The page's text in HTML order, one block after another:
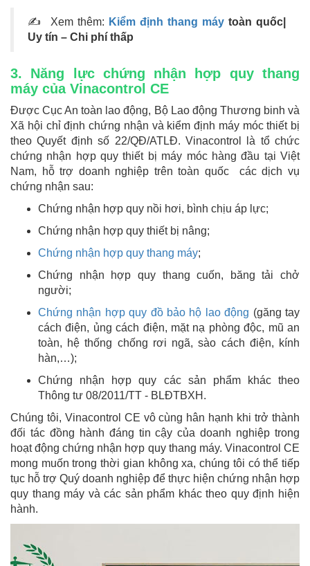
✍ Xem thêm: Kiểm định thang máy toàn quốc|
Uy tín – Chi phí thấp
3. Năng lực chứng nhận hợp quy thang
máy của Vinacontrol CE
Được Cục An toàn lao động, Bộ Lao động Thương binh và
Xã hội chỉ định chứng nhận và kiểm định máy móc thiết bị
theo Quyết định số 22/QĐ/ATLĐ. Vinacontrol là tổ chức
chứng nhận hợp quy thiết bị máy móc hàng đầu tại Việt
Nam, hỗ trợ doanh nghiệp trên toàn quốc các dịch vụ
chứng nhận sau:
Chứng nhận hợp quy nồi hơi, bình chịu áp lực;
Chứng nhận hợp quy thiết bị nâng;
Chứng nhận hợp quy thang máy;
Chứng nhận hợp quy thang cuốn, băng tải chở
người;
Chứng nhận hợp quy đồ bảo hộ lao động (găng tay
cách điện, ủng cách điện, mặt nạ phòng độc, mũ an
toàn, hệ thống chống rơi ngã, sào cách điện, kính
hàn,…);
Chứng nhận hợp quy các sản phẩm khác theo
Thông tư 08/2011/TT - BLĐTBXH.
Chúng tôi, Vinacontrol CE vô cùng hân hạnh khi trở thành
đối tác đồng hành đáng tin cậy của doanh nghiệp trong
hoạt động chứng nhận hợp quy thang máy. Vinacontrol CE
mong muốn trong thời gian không xa, chúng tôi có thể tiếp
tục hỗ trợ Quý doanh nghiệp để thực hiện chứng nhận hợp
quy thang máy và các sản phẩm khác theo quy định hiện
hành.